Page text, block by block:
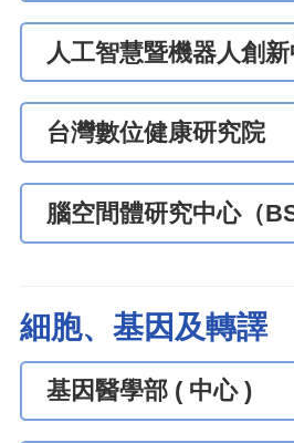
人工智慧暨機器人創
台灣數位健康研究院
腦空間體研究中心（
細胞、基因及轉譯
基因醫學部 ( 中心 )